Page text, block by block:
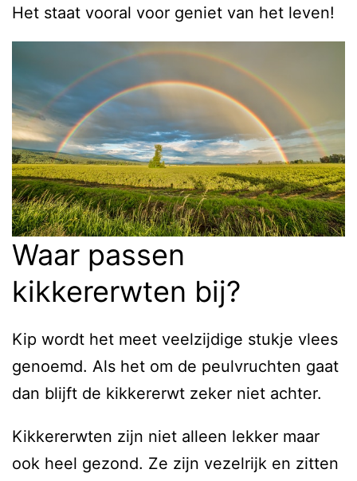
Het staat vooral voor geniet van het leven!
Waar passen
kikkererwten bij?
Kip wordt het meet veelzijdige stukje vlees
genoemd. Als het om de peulvruchten gaat
dan blijft de kikkererwt zeker niet achter.
Kikkererwten zijn niet alleen lekker maar
ook heel gezond. Ze zijn vezelrijk en zitten